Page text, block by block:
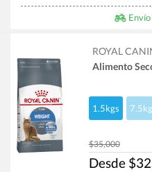
ROYAL
Alimento
1.5kgs
$35,000
Desde